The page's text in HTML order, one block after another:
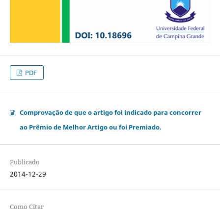
PDF
Comprovação de que o artigo foi indicado para concorrer
ao Prêmio de Melhor Artigo ou foi Premiado.
Publicado
2014-12-29
Como Citar